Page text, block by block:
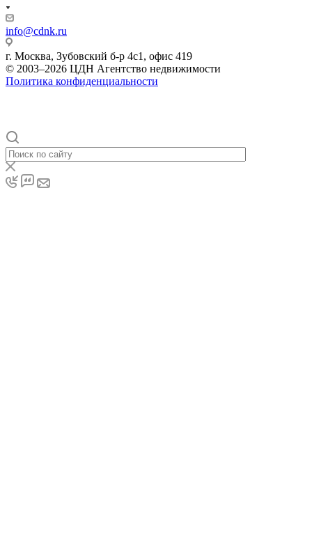
info@cdnk.ru
г. Москва, Зубовский б-р 4с1, офис 419
© 2003–2026 ЦДН Агентство недвижимости
Политика конфиденциальности